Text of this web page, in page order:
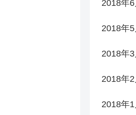
2018年6
2018年5
2018年3
2018年2
2018年1